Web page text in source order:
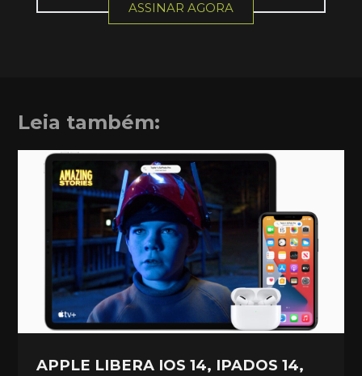
ASSINAR AGORA
Leia também:
APPLE LIBERA IOS 14, IPADOS 14,